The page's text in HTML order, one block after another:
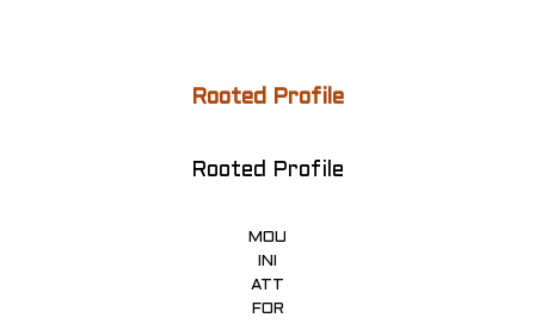
Rooted Profile
Rooted Profile
MOU
INI
ATT
FOR